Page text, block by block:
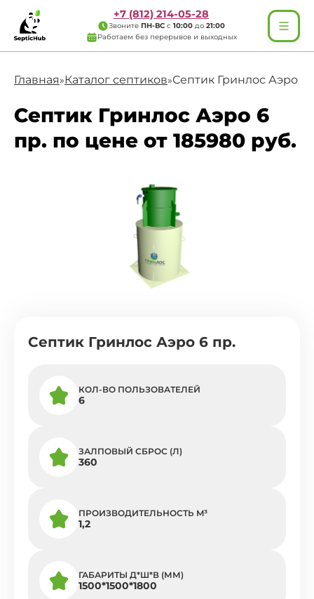
+7 (812) 214-05-28
Звоните ПН-ВС с 10:00 до 21:00
Работаем без перерывов и выходных
Главная»Каталог септиков»Септик Гринлос Аэро 6
Септик Гринлос Аэро 6
пр. по цене от 185980 руб.
Септик Гринлос Аэро 6 пр.
КОЛ-ВО ПОЛЬЗОВАТЕЛЕЙ
6
ЗАЛПОВЫЙ СБРОС (Л)
360
ПРОИЗВОДИТЕЛЬНОСТЬ M³
1,2
ГАБАРИТЫ Д*Ш*В (ММ)
1500*1500*1800